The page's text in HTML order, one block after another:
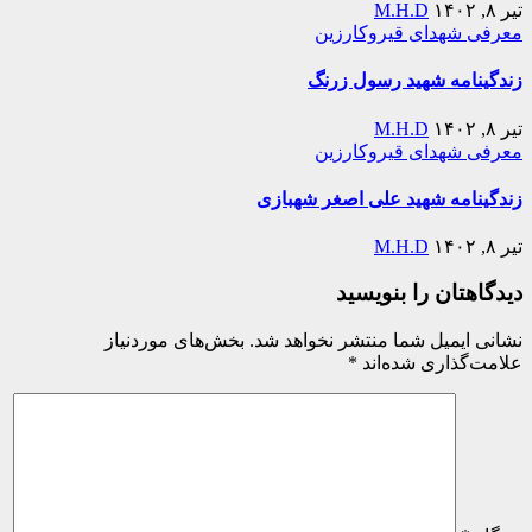
تیر ۸, ۱۴۰۲
M.H.D
معرفی شهدای قیروکارزین
زندگینامه شهید رسول زرنگ
تیر ۸, ۱۴۰۲
M.H.D
معرفی شهدای قیروکارزین
زندگینامه شهید علی اصغر شهبازی
تیر ۸, ۱۴۰۲ M.H.D
دیدگاهتان را بنویسید
نشانی ایمیل شما منتشر نخواهد شد. بخش‌های موردنیاز
علامت‌گذاری شده‌اند *